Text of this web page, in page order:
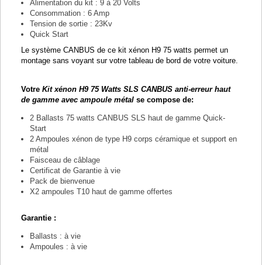
Alimentation du kit : 9 à 20 Volts
Consommation : 6 Amp
Tension de sortie : 23Kv
Quick Start
Le système CANBUS de ce kit xénon H9 75 watts permet un
montage sans voyant sur votre tableau de bord de votre voiture.
Votre Kit xénon H9 75 Watts SLS CANBUS anti-erreur haut
de gamme avec ampoule métal se compose de:
2 Ballasts 75 watts CANBUS SLS haut de gamme Quick-
Start
2 Ampoules xénon de type H9 corps céramique et support en
métal
Faisceau de câblage
Certificat de Garantie à vie
Pack de bienvenue
X2 ampoules T10 haut de gamme offertes
Garantie :
Ballasts : à vie
Ampoules : à vie